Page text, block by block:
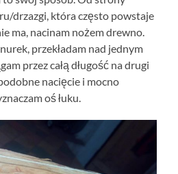
drzazgi, która często powstaje
ma, nacinam nożem drewno.
przekładam nad jednym
przez całą długość na drugi
nacięcie i mocno
oś łuku.